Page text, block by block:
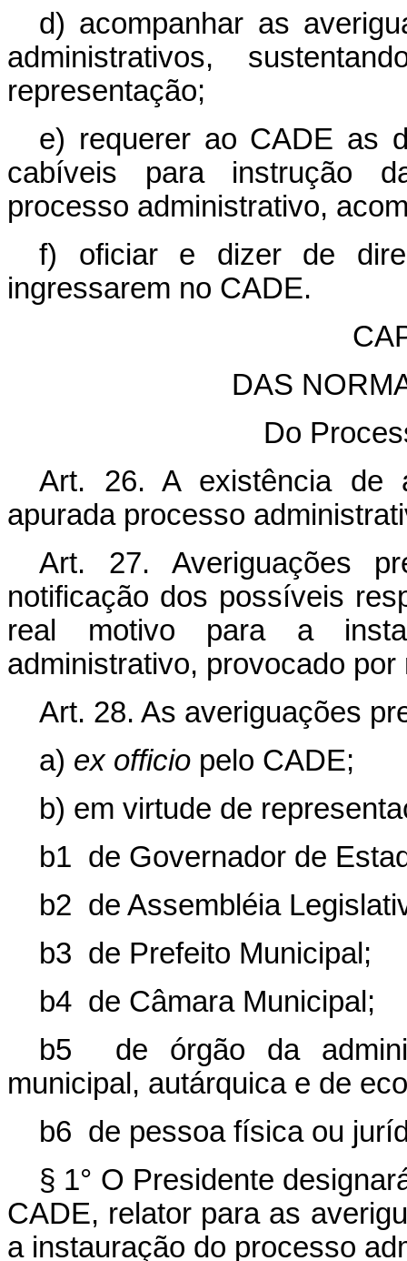
d) acompanhar as
administrativos,
representação;
e) requerer ao CADE as
cabíveis para instrução
processo administrativo,
f) oficiar e dizer de
ingressarem no CADE.
DAS
Do
Art. 26. A existência de
apurada processo
Art. 27. Averiguações
notificação dos possíveis
real motivo para a
administrativo, provocado
Art. 28. As averiguações
a) ex officio pelo CADE;
b) em virtude de
b1 de Governador de
b2 de Assembléia
b3 de Prefeito Municipal;
b4 de Câmara Municipal;
b5 de órgão da
municipal, autárquica e de
b6 de pessoa física ou
§ 1° O Presidente
CADE, relator para as
a instauração do processo